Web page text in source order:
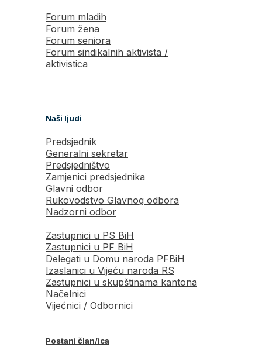
Forum mladih
Forum žena
Forum seniora
Forum sindikalnih aktivista /
aktivistica
Naši ljudi
Predsjednik
Generalni sekretar
Predsjedništvo
Zamjenici predsjednika
Glavni odbor
Rukovodstvo Glavnog odbora
Nadzorni odbor
Zastupnici u PS BiH
Zastupnici u PF BiH
Delegati u Domu naroda PFBiH
Izaslanici u Vijeću naroda RS
Zastupnici u skupštinama kantona
Načelnici
Vijećnici / Odbornici
Postani član/ica